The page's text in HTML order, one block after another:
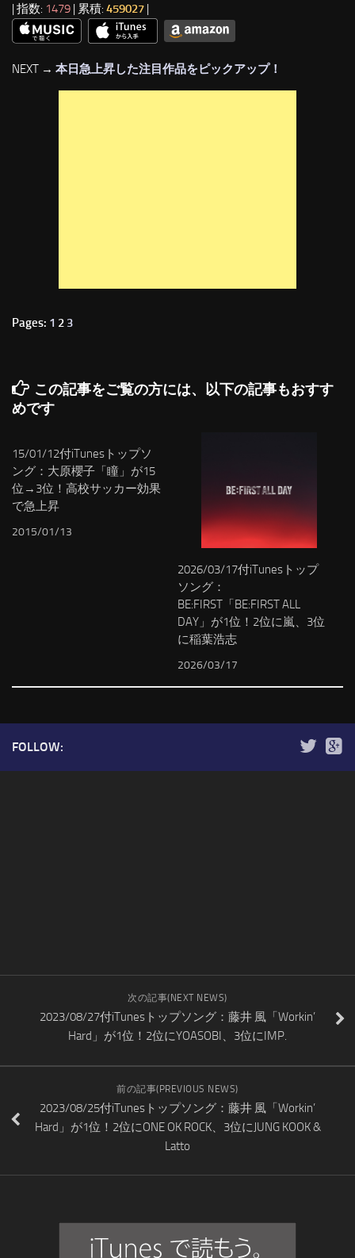
| 指数: 1479 | 累積: 459027 |
NEXT → 本日急上昇した注目作品をピックアップ！
Pages: 1 2 3
この記事をご覧の方には、以下の記事もおすす
めです
15/01/12付iTunesトップソ
ング：大原櫻子「瞳」が15
位→3位！高校サッカー効果
で急上昇
2015/01/13
2026/03/17付iTunesトップ
ソング：
BE:FIRST「BE:FIRST ALL
DAY」が1位！2位に嵐、3位
に稲葉浩志
2026/03/17
FOLLOW:
次の記事(NEXT NEWS)
2023/08/27付iTunesトップソング：藤井 風「Workin’
Hard」が1位！2位にYOASOBI、3位にIMP.
前の記事(PREVIOUS NEWS)
2023/08/25付iTunesトップソング：藤井 風「Workin’
Hard」が1位！2位にONE OK ROCK、3位にJUNG KOOK &
Latto